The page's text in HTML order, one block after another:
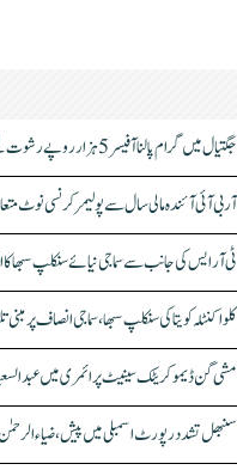
جگتیال میں گرام پالنا آفیسر 5 ہزار روپے رشوت لیتے ہوئے گرفتار
آر بی آئی آئندہ مالی سال سے پولیمر کرنسی نوٹ
ٹی آر ایس کی جانب سے سماجی نیائے سنکلپ سبھا کا
کلواکنٹلہ کویتا کی سنکلپ سبھا، سماجی انصاف پر
مشی گن ڈیموکریٹک سینیٹ پرائمری میں
سنبھل تشدد رپورٹ اسمبلی میں پیش، ضیاء